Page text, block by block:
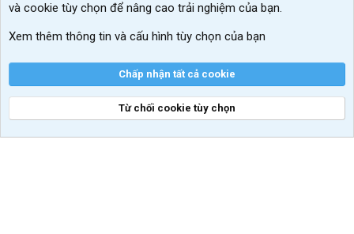
và cookie tùy chọn để nâng cao trải nghiệm của bạn.
Xem thêm thông tin và cấu hình tùy chọn của bạn
Chấp nhận tất cả cookie
Từ chối cookie tùy chọn